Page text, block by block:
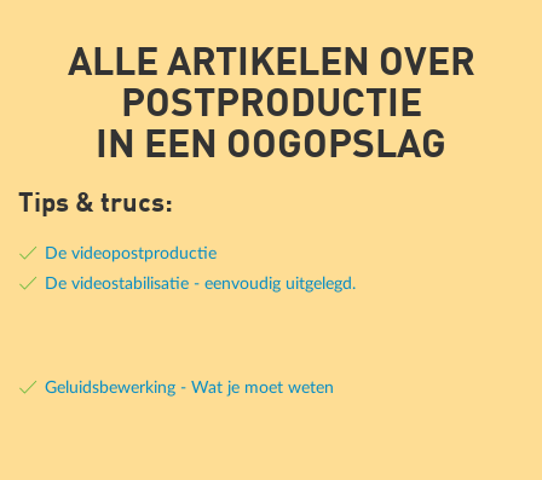
ALLE ARTIKELEN OVER
POSTPRODUCTIE
IN EEN OOGOPSLAG
Tips & trucs:
De videopostproductie
De videostabilisatie - eenvoudig uitgelegd.
Geluidsbewerking - Wat je moet weten